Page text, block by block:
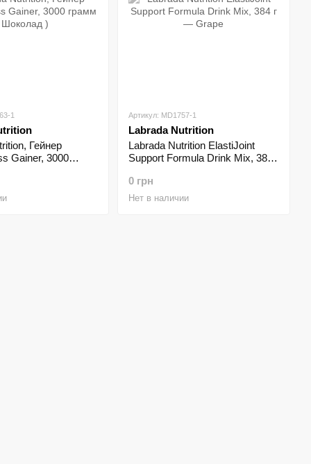
зала. Узнать детали и вкусы:
drink-mix «всё-в-одном» для комфорта движений на
аминокислоты во время/после тренировки:BCAA Power,
1
Гейнер
Gainer, 3000
Артикул: MD1757-1
Labrada Nutrition
Labrada Nutrition ElastiJoint
Support Formula Drink Mix, 384 г
0 грн
Нет в наличии